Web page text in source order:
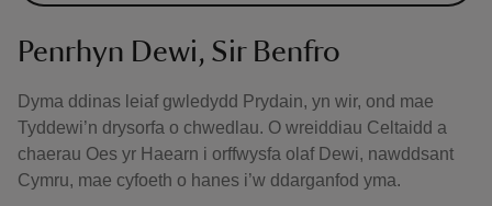
Penrhyn Dewi, Sir Benfro
Dyma ddinas leiaf gwledydd Prydain, yn wir, ond mae
Tyddewi’n drysorfa o chwedlau. O wreiddiau Celtaidd a
chaerau Oes yr Haearn i orffwysfa olaf Dewi, nawddsant
Cymru, mae cyfoeth o hanes i’w ddarganfod yma.